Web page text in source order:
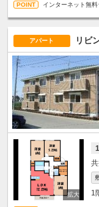
インターネット無
アパート リビ
1